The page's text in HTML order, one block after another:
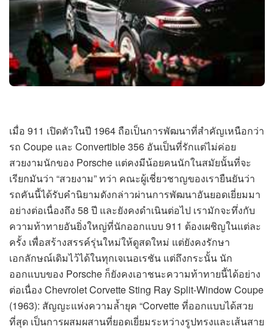
เมื่อ 911 เปิดตัวในปี 1964 ถือเป็นการพัฒนาที่สำคัญเหนือกว่า
รถ Coupe และ Convertible 356 อันเป็นที่รักแต่ไม่ค่อย
สวยงามนักของ Porsche แต่คงมีน้อยคนนักในสมัยนั้นที่จะ
เรียกมันว่า “สวยงาม” ทว่า คณะผู้เชี่ยวชาญของเรายืนยันว่า
รถคันนี้ได้รับคำนิยามดังกล่าวผ่านการพัฒนาอันยอดเยี่ยมมา
อย่างต่อเนื่องถึง 58 ปี และยังคงดำเนินต่อไป เรามักจะทึ่งกับ
ความท้าทายอันยิ่งใหญ่ที่นักออกแบบ 911 ต้องเผชิญในแต่ละ
ครั้ง เพื่อสร้างสรรค์รุ่นใหม่ให้ดูสดใหม่ แต่ยังคงรักษา
เอกลักษณ์เดิมไว้ได้ในทุกเจเนอเรชัน แต่ถึงกระนั้น นัก
ออกแบบของ Porsche ก็ยังคงเอาชนะความท้าทายนี้ได้อย่าง
ต่อเนื่อง Chevrolet Corvette Sting Ray Split-Window Coupe
(1963): สัญญะแห่งความล้ำยุค “Corvette ที่ออกแบบได้สวย
ที่สุด เป็นการผสมผสานที่ยอดเยี่ยมระหว่างรูปทรงและเส้นสาย